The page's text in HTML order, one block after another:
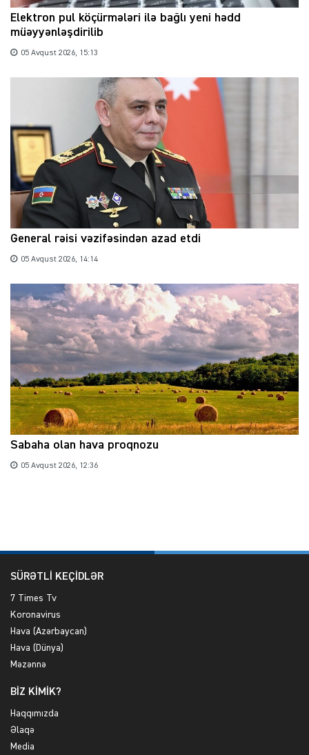
Elektron pul köçürmələri ilə bağlı yeni hədd
müəyyənləşdirilib
05 Avqust 2026, 15:13
General rəisi vəzifəsindən azad etdi
05 Avqust 2026, 14:14
Sabaha olan hava proqnozu
05 Avqust 2026, 12:36
SÜRƏTLİ KEÇİDLƏR
7 Times Tv
Koronavirus
Hava (Azərbaycan)
Hava (Dünya)
Məzənnə
BİZ KİMİK?
Haqqımızda
Əlaqə
Media